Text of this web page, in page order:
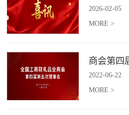
2026-02-05
MORE >
2022-06-22
MORE >